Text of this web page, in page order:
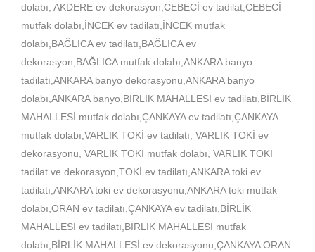
dolabı, AKDERE ev dekorasyon,CEBECİ ev tadilat,CEBECİ
mutfak dolabı,İNCEK ev tadilatı,İNCEK mutfak
dolabı,BAĞLICA ev tadilatı,BAĞLICA ev
dekorasyon,BAĞLICA mutfak dolabı,ANKARA banyo
tadilatı,ANKARA banyo dekorasyonu,ANKARA banyo
dolabı,ANKARA banyo,BİRLİK MAHALLESİ ev tadilatı,BİRLİK
MAHALLESİ mutfak dolabı,ÇANKAYA ev tadilatı,ÇANKAYA
mutfak dolabı,VARLIK TOKİ ev tadilatı, VARLIK TOKİ ev
dekorasyonu, VARLIK TOKİ mutfak dolabı, VARLIK TOKİ
tadilat ve dekorasyon,TOKİ ev tadilatı,ANKARA toki ev
tadilatı,ANKARA toki ev dekorasyonu,ANKARA toki mutfak
dolabı,ORAN ev tadilatı,ÇANKAYA ev tadilatı,BİRLİK
MAHALLESİ ev tadilatı,BİRLİK MAHALLESİ mutfak
dolabı,BİRLİK MAHALLESİ ev dekorasyonu,ÇANKAYA ORAN